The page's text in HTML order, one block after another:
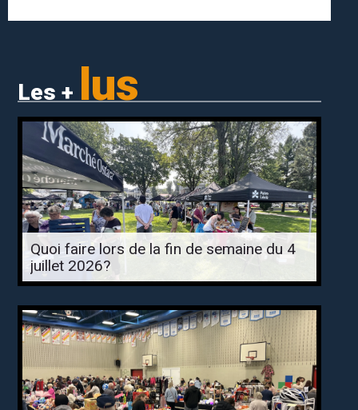
Les + lus
Quoi faire lors de la fin de semaine du 4
juillet 2026?